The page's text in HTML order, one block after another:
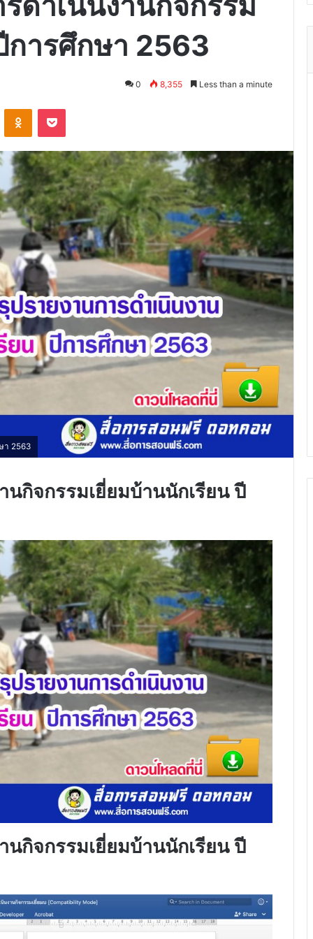
การศึกษา 2563
0 8,355 Less than a minute
Odnoklassniki
Pocket
า 2563
นกิจกรรมเยี่ยมบ้านนักเรียน ปี
นกิจกรรมเยี่ยมบ้านนักเรียน ปี